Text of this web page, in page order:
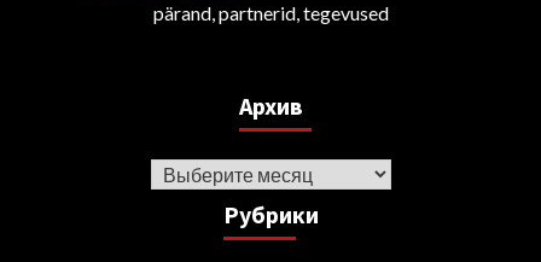
pärand, partnerid, tegevused
Архив
Архив
Рубрики